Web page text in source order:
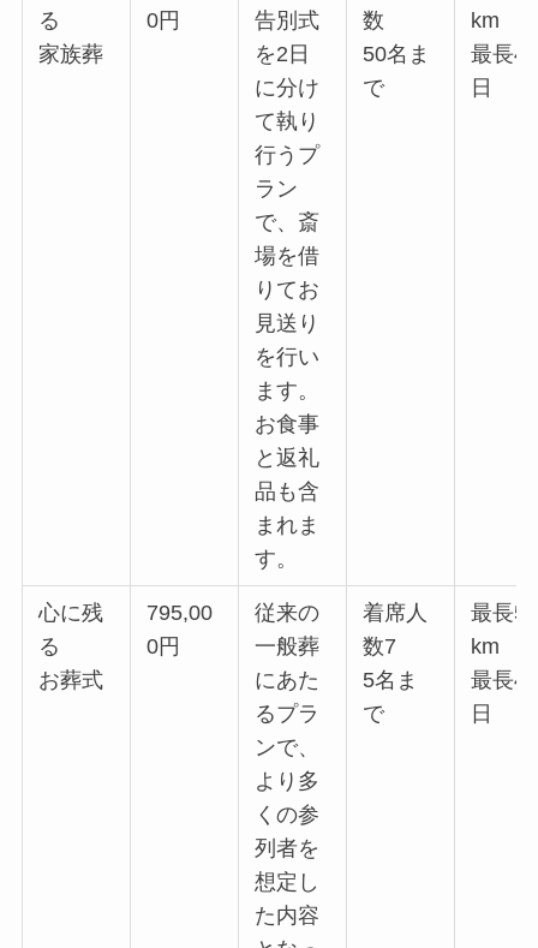
る
家族葬
0円
告別式
を2日
に分け
て執り
行うプ
ラン
で、斎
場を借
りてお
見送り
を行い
ます。
お食事
と返礼
品も含
まれま
す。
数
50名ま
で
km
最長4
日
心に残
る
お葬式
795,00
0円
従来の
一般葬
にあた
るプラ
ンで、
より多
くの参
列者を
想定し
た内容
着席人
数7
5名ま
で
最長50
km
最長4
日